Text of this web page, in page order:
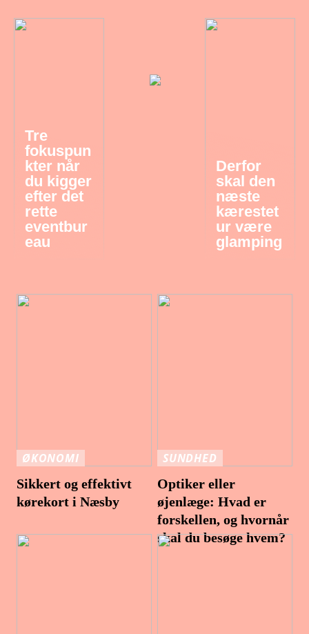
Tre
fokuspun
kter når
du kigger
efter det
rette
eventbur
eau
Derfor
skal den
næste
kærestet
ur være
glamping
ØKONOMI
Sikkert og effektivt
kørekort i Næsby
SUNDHED
Optiker eller
øjenlæge: Hvad er
forskellen, og hvornår
skal du besøge hvem?